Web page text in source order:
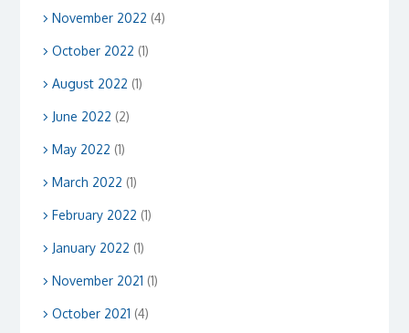
November 2022 (4)
October 2022 (1)
August 2022 (1)
June 2022 (2)
May 2022 (1)
March 2022 (1)
February 2022 (1)
January 2022 (1)
November 2021 (1)
October 2021 (4)